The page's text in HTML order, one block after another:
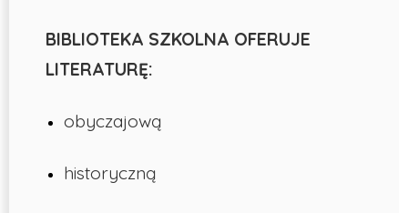
BIBLIOTEKA SZKOLNA OFERUJE
LITERATURĘ:
obyczajową
historyczną